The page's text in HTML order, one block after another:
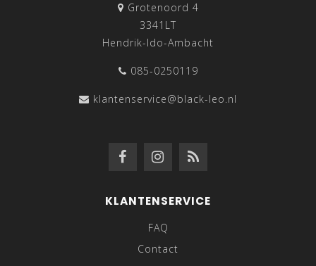
Grotenoord 4
3341LT
Hendrik-Ido-Ambacht
085-0250119
klantenservice@black-leo.nl
KLANTENSERVICE
FAQ
Contact